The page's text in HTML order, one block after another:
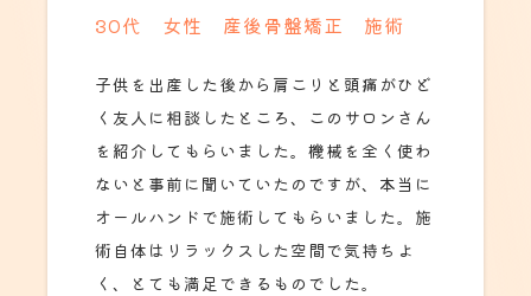
30代 女性 産後骨盤矯正 施術
子供を出産した後から肩こりと頭痛がひど
く友人に相談したところ、このサロンさん
を紹介してもらいました。機械を全く使わ
ないと事前に聞いていたのですが、本当に
オールハンドで施術してもらいました。施
術自体はリラックスした空間で気持ちよ
く、とても満足できるものでした。